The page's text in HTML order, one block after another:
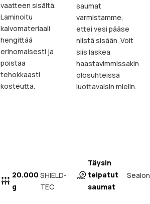
vaatteen sisältä.
Laminoitu
kalvomateriaali
hengittää
erinomaisesti ja
poistaa
tehokkaasti
kosteutta.
20.000
g
SHIELD-
TEC
saumat
varmistamme,
ettei vesi pääse
niistä sisään. Voit
siis laskea
haastavimmissakin
olosuhteissa
luottavaisin mielin.
Täysin
teipatut
saumat
Sealon